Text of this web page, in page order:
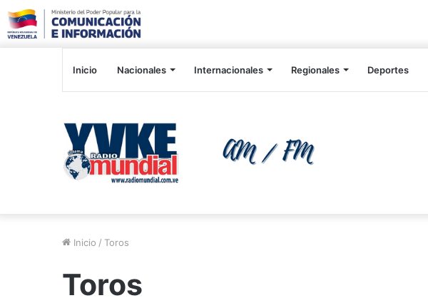
Inicio Nacionales Internacionales Regionales Deportes
Inicio / Toros
Toros